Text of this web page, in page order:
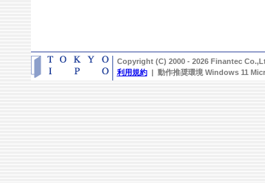
Copyright (C) 2000 - 2026 Finantec
利用規約| 動作推奨環境 Windows 11